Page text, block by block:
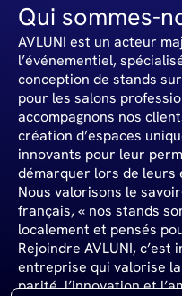
Qui sommes-
AVLUNI est un acteur
l’événementiel,
conception de stands
pour les salons
accompagnons nos
création d’espaces
innovants pour leur
démarquer lors de leurs
Nous valorisons le
français, « nos stands
localement et pensés
Rejoindre AVLUNI, c’est
entreprise qui valorise
parité, l’innovation et